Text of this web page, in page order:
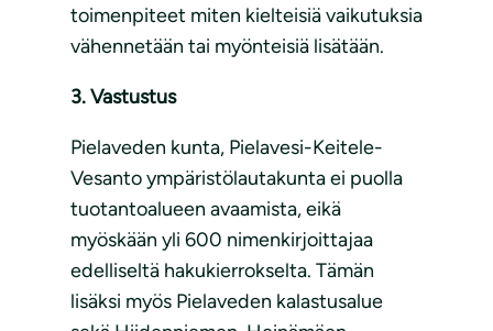
toimenpiteet miten kielteisiä vaikutuksia
vähennetään tai myönteisiä lisätään.
3. Vastustus
Pielaveden kunta, Pielavesi-Keitele-
Vesanto ympäristölautakunta ei puolla
tuotantoalueen avaamista, eikä
myöskään yli 600 nimenkirjoittajaa
edelliseltä hakukierrokselta. Tämän
lisäksi myös Pielaveden kalastusalue